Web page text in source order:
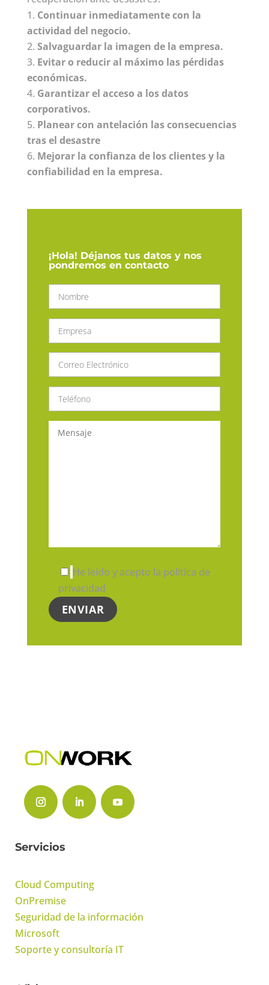
Continuar inmediatamente con la
actividad del negocio.
Salvaguardar la imagen de la empresa.
Evitar o reducir al máximo las pérdidas
económicas.
Garantizar el acceso a los datos
corporativos.
Planear con antelación las consecuencias
tras el desastre
Mejorar la confianza de los clientes y la
confiabilidad en la empresa.
¡Hola! Déjanos tus datos y nos
pondremos en contacto
He leído y acepto la política de
privacidad
Servicios
Cloud Computing
OnPremise
Seguridad de la información
Microsoft
Soporte y consultoría IT